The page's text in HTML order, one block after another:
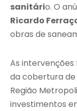
sanitário. O
Ricardo
obras de
As
da cobertura
Região
investimentos